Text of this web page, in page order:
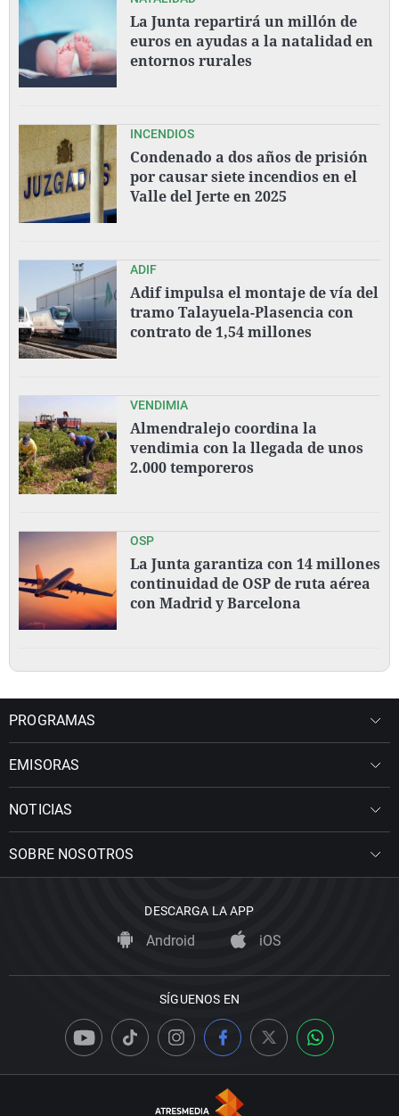
La Junta repartirá un millón de
euros en ayudas a la natalidad en
entornos rurales
INCENDIOS
Condenado a dos años de prisión
por causar siete incendios en el
Valle del Jerte en 2025
ADIF
Adif impulsa el montaje de vía del
tramo Talayuela-Plasencia con
contrato de 1,54 millones
VENDIMIA
Almendralejo coordina la
vendimia con la llegada de unos
2.000 temporeros
OSP
La Junta garantiza con 14 millones
continuidad de OSP de ruta aérea
con Madrid y Barcelona
PROGRAMAS
EMISORAS
NOTICIAS
SOBRE NOSOTROS
DESCARGA LA APP
Android iOS
SÍGUENOS EN